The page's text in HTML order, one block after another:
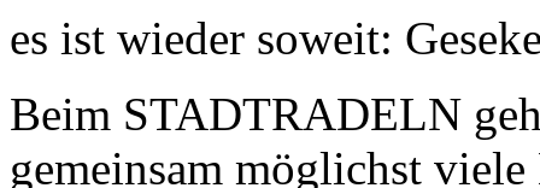
es ist wieder soweit:
Beim STADTRADELN
gemeinsam möglichst